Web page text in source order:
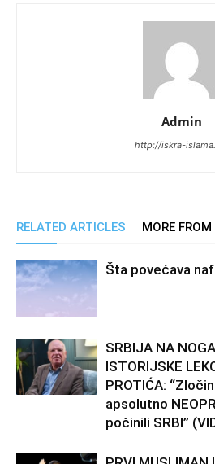
Admin
http://iskra-
RELATED ARTICLES MORE
Šta povećava
SRBIJA NA
ISTORIJSKE
PROTIĆA:
apsolutno
počinili SRBI”